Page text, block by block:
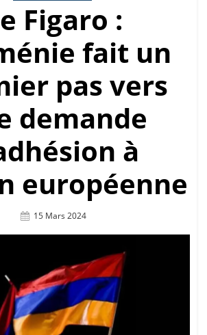
Figaro :
fait un
pas vers
demande
à
européenne
Posted
15 Mars 2024